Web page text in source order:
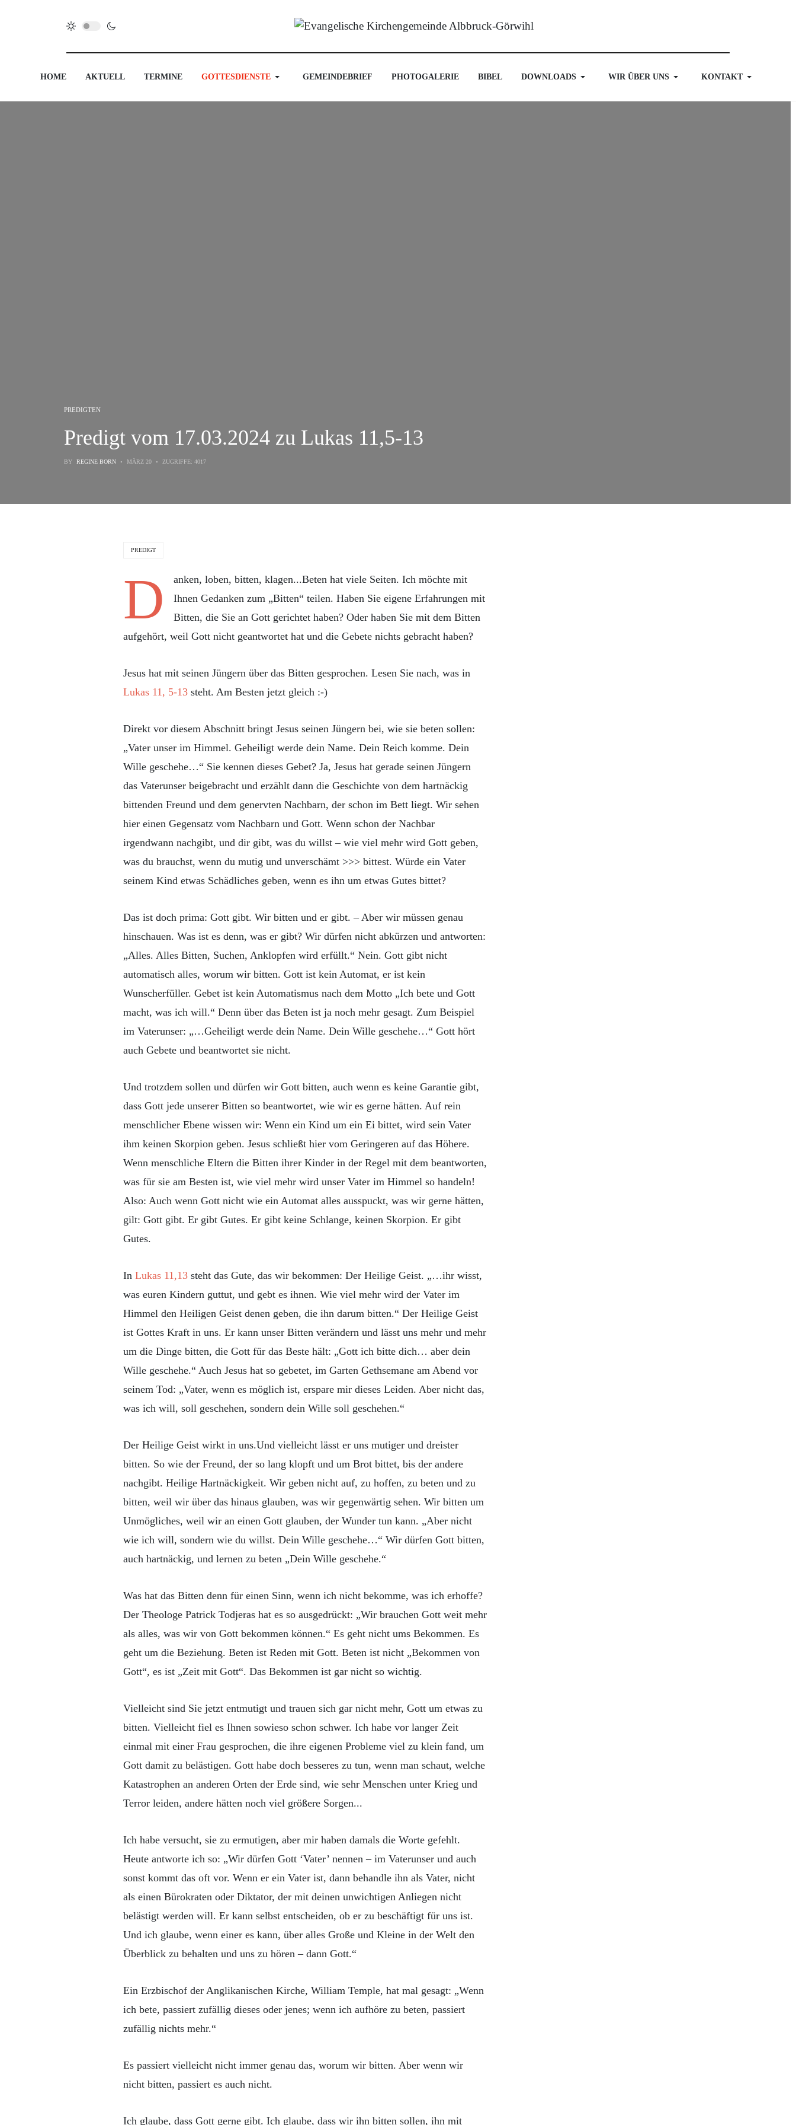
HOME AKTUELL TERMINE GOTTESDIENSTE GEMEINDEBRIEF PHOTOGALERIE BIBEL DOWNLOADS WIR ÜBER UNS KONTAKT
PREDIGTEN
Predigt vom 17.03.2024 zu Lukas 11,5-13
BY REGINE BORN MÄRZ 20 ZUGRIFFE: 4017
PREDIGT
D
anken, loben, bitten, klagen...Beten hat viele Seiten. Ich möchte mit
Ihnen Gedanken zum „Bitten“ teilen. Haben Sie eigene Erfahrungen mit
Bitten, die Sie an Gott gerichtet haben? Oder haben Sie mit dem Bitten
aufgehört, weil Gott nicht geantwortet hat und die Gebete nichts gebracht haben?
Jesus hat mit seinen Jüngern über das Bitten gesprochen. Lesen Sie nach, was in
Lukas 11, 5-13 steht. Am Besten jetzt gleich :-)
Direkt vor diesem Abschnitt bringt Jesus seinen Jüngern bei, wie sie beten sollen:
„Vater unser im Himmel. Geheiligt werde dein Name. Dein Reich komme. Dein
Wille geschehe…“ Sie kennen dieses Gebet? Ja, Jesus hat gerade seinen Jüngern
das Vaterunser beigebracht und erzählt dann die Geschichte von dem hartnäckig
bittenden Freund und dem genervten Nachbarn, der schon im Bett liegt. Wir sehen
hier einen Gegensatz vom Nachbarn und Gott. Wenn schon der Nachbar
irgendwann nachgibt, und dir gibt, was du willst – wie viel mehr wird Gott geben,
was du brauchst, wenn du mutig und unverschämt >>> bittest. Würde ein Vater
seinem Kind etwas Schädliches geben, wenn es ihn um etwas Gutes bittet?
Das ist doch prima: Gott gibt. Wir bitten und er gibt. – Aber wir müssen genau
hinschauen. Was ist es denn, was er gibt? Wir dürfen nicht abkürzen und antworten:
„Alles. Alles Bitten, Suchen, Anklopfen wird erfüllt.“ Nein. Gott gibt nicht
automatisch alles, worum wir bitten. Gott ist kein Automat, er ist kein
Wunscherfüller. Gebet ist kein Automatismus nach dem Motto „Ich bete und Gott
macht, was ich will.“ Denn über das Beten ist ja noch mehr gesagt. Zum Beispiel
im Vaterunser: „…Geheiligt werde dein Name. Dein Wille geschehe…“ Gott hört
auch Gebete und beantwortet sie nicht.
Und trotzdem sollen und dürfen wir Gott bitten, auch wenn es keine Garantie gibt,
dass Gott jede unserer Bitten so beantwortet, wie wir es gerne hätten. Auf rein
menschlicher Ebene wissen wir: Wenn ein Kind um ein Ei bittet, wird sein Vater
ihm keinen Skorpion geben. Jesus schließt hier vom Geringeren auf das Höhere.
Wenn menschliche Eltern die Bitten ihrer Kinder in der Regel mit dem beantworten,
was für sie am Besten ist, wie viel mehr wird unser Vater im Himmel so handeln!
Also: Auch wenn Gott nicht wie ein Automat alles ausspuckt, was wir gerne hätten,
gilt: Gott gibt. Er gibt Gutes. Er gibt keine Schlange, keinen Skorpion. Er gibt
Gutes.
In Lukas 11,13 steht das Gute, das wir bekommen: Der Heilige Geist. „…ihr wisst,
was euren Kindern guttut, und gebt es ihnen. Wie viel mehr wird der Vater im
Himmel den Heiligen Geist denen geben, die ihn darum bitten.“ Der Heilige Geist
ist Gottes Kraft in uns. Er kann unser Bitten verändern und lässt uns mehr und mehr
um die Dinge bitten, die Gott für das Beste hält: „Gott ich bitte dich… aber dein
Wille geschehe.“ Auch Jesus hat so gebetet, im Garten Gethsemane am Abend vor
seinem Tod: „Vater, wenn es möglich ist, erspare mir dieses Leiden. Aber nicht das,
was ich will, soll geschehen, sondern dein Wille soll geschehen.“
Der Heilige Geist wirkt in uns.Und vielleicht lässt er uns mutiger und dreister
bitten. So wie der Freund, der so lang klopft und um Brot bittet, bis der andere
nachgibt. Heilige Hartnäckigkeit. Wir geben nicht auf, zu hoffen, zu beten und zu
bitten, weil wir über das hinaus glauben, was wir gegenwärtig sehen. Wir bitten um
Unmögliches, weil wir an einen Gott glauben, der Wunder tun kann. „Aber nicht
wie ich will, sondern wie du willst. Dein Wille geschehe…“ Wir dürfen Gott bitten,
auch hartnäckig, und lernen zu beten „Dein Wille geschehe.“
Was hat das Bitten denn für einen Sinn, wenn ich nicht bekomme, was ich erhoffe?
Der Theologe Patrick Todjeras hat es so ausgedrückt: „Wir brauchen Gott weit mehr
als alles, was wir von Gott bekommen können.“ Es geht nicht ums Bekommen. Es
geht um die Beziehung. Beten ist Reden mit Gott. Beten ist nicht „Bekommen von
Gott“, es ist „Zeit mit Gott“. Das Bekommen ist gar nicht so wichtig.
Vielleicht sind Sie jetzt entmutigt und trauen sich gar nicht mehr, Gott um etwas zu
bitten. Vielleicht fiel es Ihnen sowieso schon schwer. Ich habe vor langer Zeit
einmal mit einer Frau gesprochen, die ihre eigenen Probleme viel zu klein fand, um
Gott damit zu belästigen. Gott habe doch besseres zu tun, wenn man schaut, welche
Katastrophen an anderen Orten der Erde sind, wie sehr Menschen unter Krieg und
Terror leiden, andere hätten noch viel größere Sorgen...
Ich habe versucht, sie zu ermutigen, aber mir haben damals die Worte gefehlt.
Heute antworte ich so: „Wir dürfen Gott ‘Vater’ nennen – im Vaterunser und auch
sonst kommt das oft vor. Wenn er ein Vater ist, dann behandle ihn als Vater, nicht
als einen Bürokraten oder Diktator, der mit deinen unwichtigen Anliegen nicht
belästigt werden will. Er kann selbst entscheiden, ob er zu beschäftigt für uns ist.
Und ich glaube, wenn einer es kann, über alles Große und Kleine in der Welt den
Überblick zu behalten und uns zu hören – dann Gott.“
Ein Erzbischof der Anglikanischen Kirche, William Temple, hat mal gesagt: „Wenn
ich bete, passiert zufällig dieses oder jenes; wenn ich aufhöre zu beten, passiert
zufällig nichts mehr.“
Es passiert vielleicht nicht immer genau das, worum wir bitten. Aber wenn wir
nicht bitten, passiert es auch nicht.
Ich glaube, dass Gott gerne gibt. Ich glaube, dass wir ihn bitten sollen, ihn mit